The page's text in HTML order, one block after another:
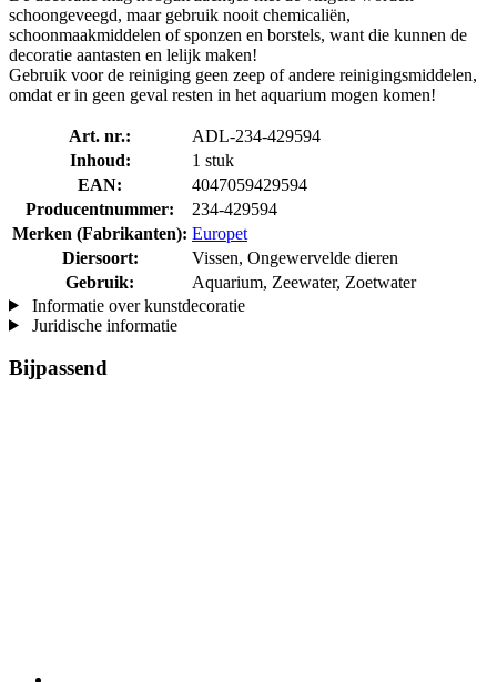
schoongeveegd, maar gebruik nooit chemicaliën,
schoonmaakmiddelen of sponzen en borstels, want die kunnen de
decoratie aantasten en lelijk maken!
Gebruik voor de reiniging geen zeep of andere reinigingsmiddelen,
omdat er in geen geval resten in het aquarium mogen komen!
Art. nr.:
ADL-234-429594
Inhoud:
1 stuk
EAN:
4047059429594
Producentnummer:
234-429594
Merken (Fabrikanten): Europet
Diersoort:
Vissen, Ongewervelde dieren
Gebruik:
Aquarium, Zeewater, Zoetwater
Informatie over kunstdecoratie
Juridische informatie
Bijpassend